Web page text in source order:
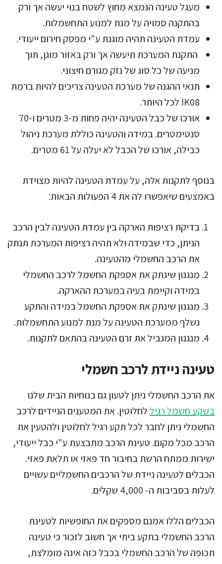
מעגל טעינה הנמצא מחוץ לשטח בנוי יעשה אך ורק
בהתקנה סמויה על מנת למנוע התחשמלות.
עמדת הטעינה תהיה מוגנת ע"י מפסק חירום ייעודי.
התקנת המערכת תיעשה אך ורק באזור מוגן, תוך
מניעה של כל סוג של נזק מגורם חיצוני.
תנאי ההגנה של מערכת הטעינה צריכים להיות ברמת
IK08 לכל היותר.
אורכו של כבל הטעינה יהיה פחות מ-3 מטרים ו-70
סנטימטרים. במידה והטעינה כוללת מערכת ניהול
כבילה, אורכו של הכבל לא יעלה על 61 מטרים.
בנוסף לתקנות אלה, על עמדת הטעינה להיות מצוידת
באמצעים שיאפשרו לה את 4 הפעולות הבאות:
בדיקת רציפות הארקה בין עמדת הטעינה לבין הרכב
הניתן, כדי שבמידה ולא תהיה רציפות המערכת תנתק
את הרכב החשמלי מהטעינה.
מנגנון שינתק את אספקת החשמל לרכב החשמלי
במידה וקיימת בעיה במערכת ההארקה.
מנגנון שינתק את אספקת החשמל במידה והתקע
נשלף ממערכת הטעינה על מנת למנוע התחשמלות.
מנגנון המגביל את זרם הטעינה בהתאם לתקנות.
טעינה ניידת לרכב חשמלי
את הרכב החשמלי ניתן לטעון גם בנוחיות הבית שלנו
בשקע חשמל רגיללחלוטין. את המטענים הניידים לרכב
החשמלי ניתן לחבר לכל תקע רגיל לחלוטין ולהטעין את
הרכב מכל מקום. טעינת הרכב מתבצעת ע"י כבל ייעודי,
ישירות ממתח הרשת בחיבור חד פאזי או תלאת פאזי.
הכבלים לטעינה ניידת של הרכבים החשמליים עשויים
לעלות בסביבות ה- 4,000 שקלים.
הכבלים הללו אמנם מספקים את החופשיות לטעינת
הרכב החשמלי בתקע ביתי אך חשוב לזכור כי טעינה
תכופה של הרכב החשמלי בכבל כזה אינה מומלצת,